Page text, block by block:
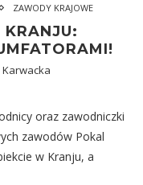
ZAWODY KRAJOWE
oraz zawodniczki
zawodów Pokal
w Kranju, a